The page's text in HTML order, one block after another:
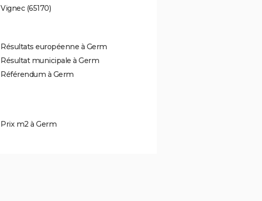
Vignec (65170)
Résultats européenne à Germ
Résultat municipale à Germ
Référendum à Germ
Prix m2 à Germ